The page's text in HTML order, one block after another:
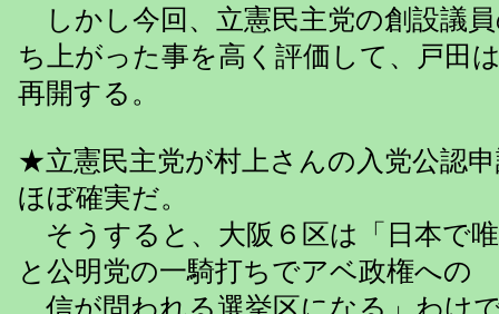
しかし今回、立憲民主党の創設議
ち上がった事を高く評価して、戸田
再開する。
★立憲民主党が村上さんの入党公認
ほぼ確実だ。
そうすると、大阪６区は「日本で
と公明党の一騎打ちでアベ政権への